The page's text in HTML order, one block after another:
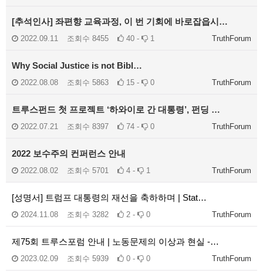
[추석인사] 좌편향 교육과정, 이 번 기회에 바로잡읍시…
TruthForum
2022.09.11 조회수 8455 40 - 1
Why Social Justice is not Bibl…
TruthForum
2022.08.08 조회수 5863 15 - 0
트루스펀드 첫 프로젝트 ‘하와이로 간 대통령’, 펀딩 …
TruthForum
2022.07.21 조회수 8397 74 - 0
2022 보수주의 컨퍼런스 안내
TruthForum
2022.08.02 조회수 5701 4 - 1
[성명서] 트럼프 대통령의 재선을 축하하며 | Stat…
TruthForum
2024.11.08 조회수 3282 2 - 0
제75회 트루스포럼 안내 | 노동문제의 이상과 현실 -…
TruthForum
2023.02.09 조회수 5939 0 - 0